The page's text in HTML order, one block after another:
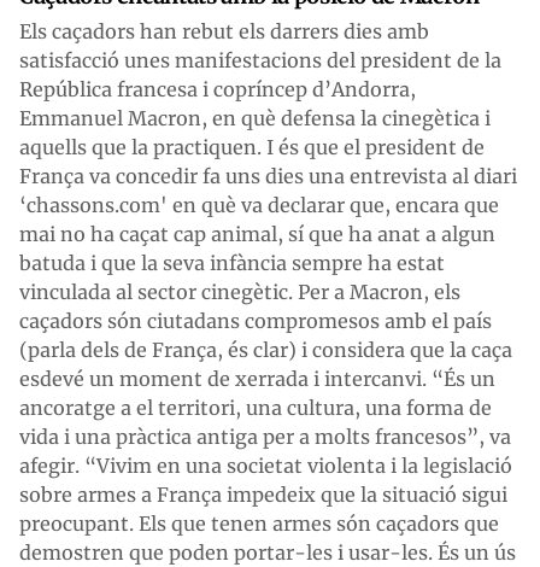
Els caçadors han rebut els darrers dies amb
satisfacció unes manifestacions del president de la
República francesa i copríncep d’Andorra,
Emmanuel Macron, en què defensa la cinegètica i
aquells que la practiquen. I és que el president de
França va concedir fa uns dies una entrevista al diari
‘chassons.com' en què va declarar que, encara que
mai no ha caçat cap animal, sí que ha anat a algun
batuda i que la seva infància sempre ha estat
vinculada al sector cinegètic. Per a Macron, els
caçadors són ciutadans compromesos amb el país
(parla dels de França, és clar) i considera que la caça
esdevé un moment de xerrada i intercanvi. “És un
ancoratge a el territori, una cultura, una forma de
vida i una pràctica antiga per a molts francesos”, va
afegir. “Vivim en una societat violenta i la legislació
sobre armes a França impedeix que la situació sigui
preocupant. Els que tenen armes són caçadors que
demostren que poden portar-les i usar-les. És un ús